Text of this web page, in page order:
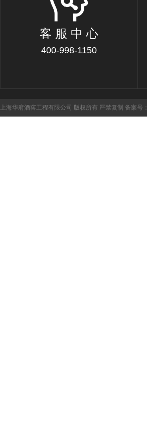
客 服 中 心
400-998-1150
上海华府酒窖工程有限公司 版权所有 严禁复制 备案号：